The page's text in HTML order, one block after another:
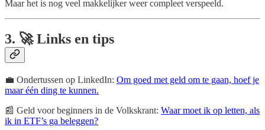
Maar het is nog veel makkelijker weer compleet verspeeld.
3. 🚀 Links en tips
💼 Ondertussen op LinkedIn: Om goed met geld om te gaan, hoef je
maar één ding te kunnen.
📰 Geld voor beginners in de Volkskrant: Waar moet ik op letten, als
ik in ETF’s ga beleggen?